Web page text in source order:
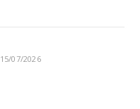
15/07/2026